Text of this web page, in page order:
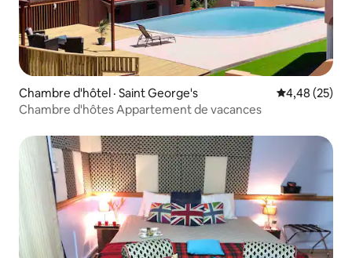
Chambre d'hôtel · Saint George's Note
4,48 (25)
Chambre d'hôtes Appartement de vacances